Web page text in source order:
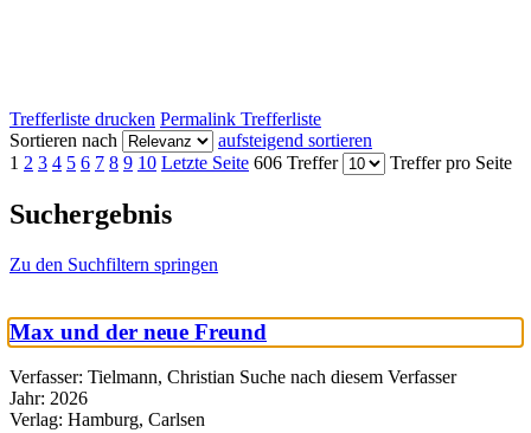
Trefferliste drucken Permalink Trefferliste
Sortieren nach
aufsteigend sortieren
1 2 3 4 5 6 7 8 9 10 Letzte Seite 606 Treffer Treffer pro Seite
Suchergebnis
Zu den Suchfiltern springen
Max und der neue Freund
Verfasser: Tielmann, Christian Suche nach diesem Verfasser
Jahr: 2026
Verlag: Hamburg, Carlsen